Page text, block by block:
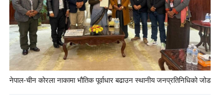
नेपाल-चीन कोरला नाकामा भौतिक पूर्वाधार बढाउन स्थानीय जनप्रतिनिधिको जोड